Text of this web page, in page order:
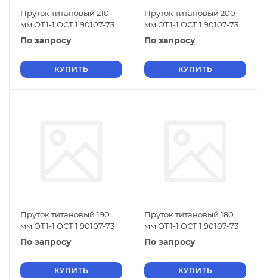
Пруток титановый 210
мм ОТ1-1 ОСТ 1 90107-73
По запросу
КУПИТЬ
Пруток титановый 200
мм ОТ1-1 ОСТ 1 90107-73
По запросу
КУПИТЬ
Пруток титановый 190
мм ОТ1-1 ОСТ 1 90107-73
По запросу
КУПИТЬ
Пруток титановый 180
мм ОТ1-1 ОСТ 1 90107-73
По запросу
КУПИТЬ